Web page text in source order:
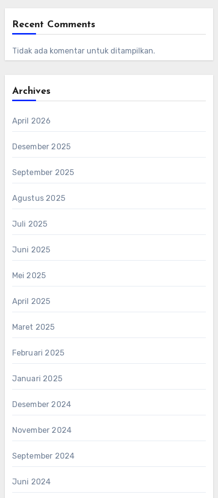
Recent Comments
Tidak ada komentar untuk ditampilkan.
Archives
April 2026
Desember 2025
September 2025
Agustus 2025
Juli 2025
Juni 2025
Mei 2025
April 2025
Maret 2025
Februari 2025
Januari 2025
Desember 2024
November 2024
September 2024
Juni 2024